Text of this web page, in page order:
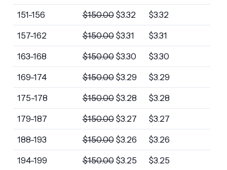
151-156 $150.00 $3.32 $3.32
157-162 $150.00 $3.31 $3.31
163-168 $150.00 $3.30 $3.30
169-174 $150.00 $3.29 $3.29
175-178 $150.00 $3.28 $3.28
179-187 $150.00 $3.27 $3.27
188-193 $150.00 $3.26 $3.26
194-199 $150.00 $3.25 $3.25